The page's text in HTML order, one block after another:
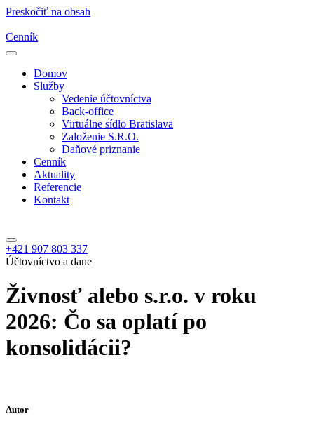
Preskočiť na obsah
Cenník
Domov
Služby
Vedenie účtovníctva
Back-office
Virtuálne sídlo Bratislava
Založenie S.R.O.
Daňové priznanie
Cenník
Aktuality
Referencie
Kontakt
+421 907 803 337
Účtovníctvo a dane
Živnosť alebo s.r.o. v roku
2026: Čo sa oplatí po
konsolidácii?
Autor